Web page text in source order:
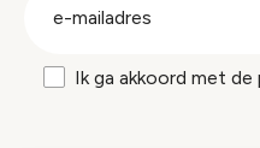
Ik ga akkoord met de